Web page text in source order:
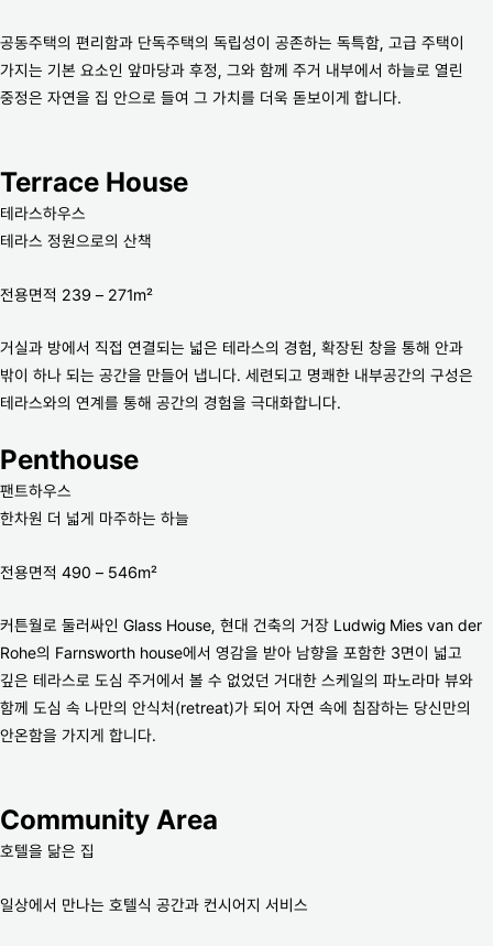
공동주택의 편리함과 단독주택의 독립성이 공존하는 독특함, 고급 주택이
가지는 기본 요소인 앞마당과 후정, 그와 함께 주거 내부에서 하늘로 열린
중정은 자연을 집 안으로 들여 그 가치를 더욱 돋보이게 합니다.
Terrace House
테라스하우스
테라스 정원으로의 산책
전용면적 239 – 271m²
거실과 방에서 직접 연결되는 넓은 테라스의 경험, 확장된 창을 통해 안과
밖이 하나 되는 공간을 만들어 냅니다. 세련되고 명쾌한 내부공간의 구성은
테라스와의 연계를 통해 공간의 경험을 극대화합니다.
Penthouse
팬트하우스
한차원 더 넓게 마주하는 하늘
전용면적 490 – 546m²
커튼월로 둘러싸인 Glass House, 현대 건축의 거장 Ludwig Mies van der
Rohe의 Farnsworth house에서 영감을 받아 남향을 포함한 3면이 넓고
깊은 테라스로 도심 주거에서 볼 수 없었던 거대한 스케일의 파노라마 뷰와
함께 도심 속 나만의 안식처(retreat)가 되어 자연 속에 침잠하는 당신만의
안온함을 가지게 합니다.
Community Area
호텔을 닮은 집
일상에서 만나는 호텔식 공간과 컨시어지 서비스